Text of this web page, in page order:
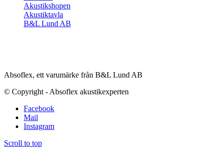
Akustikshopen
Akustiktavla
B&L Lund AB
Absoflex, ett varumärke från B&L Lund AB
© Copyright - Absoflex akustikexperten
Facebook
Mail
Instagram
Scroll to top